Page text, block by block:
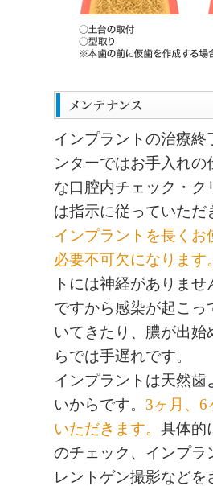
インプラントの治療
ンターではお手入れ
な口腔内チェック・
は指示に従っていた
インプラントを長く
必要不可欠になります
トには神経がありませ
ですから感染が起こ
いてきたり、膿が出
らでは手遅れです。
インプラントは天然
いからです。 3ヶ月、6
いただきます。 具体的
のチェック、インプラ
レントゲン撮影など